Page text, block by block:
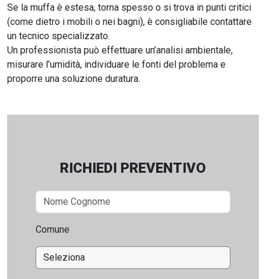
Se la muffa è estesa, torna spesso o si trova in punti critici
(come dietro i mobili o nei bagni), è consigliabile contattare
un tecnico specializzato.
Un professionista può effettuare un’analisi ambientale,
misurare l’umidità, individuare le fonti del problema e
proporre una soluzione duratura.
RICHIEDI PREVENTIVO
Comune